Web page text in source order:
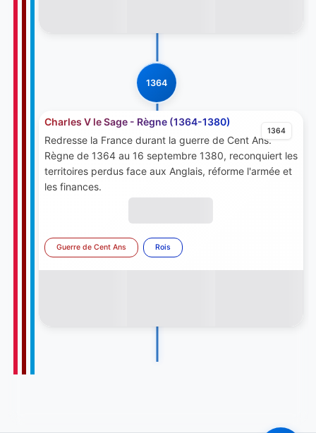
1364
1364
Charles V le Sage - Règne (1364-1380)
Redresse la France durant la guerre de Cent Ans.
Règne de 1364 au 16 septembre 1380, reconquiert les
territoires perdus face aux Anglais, réforme l'armée et
les finances.
Guerre de Cent Ans Rois